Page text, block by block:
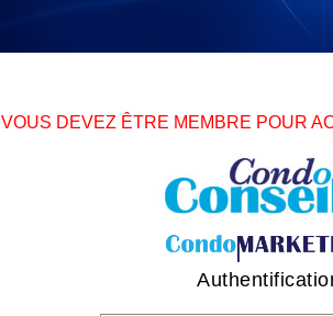
VOUS DEVEZ ÊTRE MEMBRE POUR